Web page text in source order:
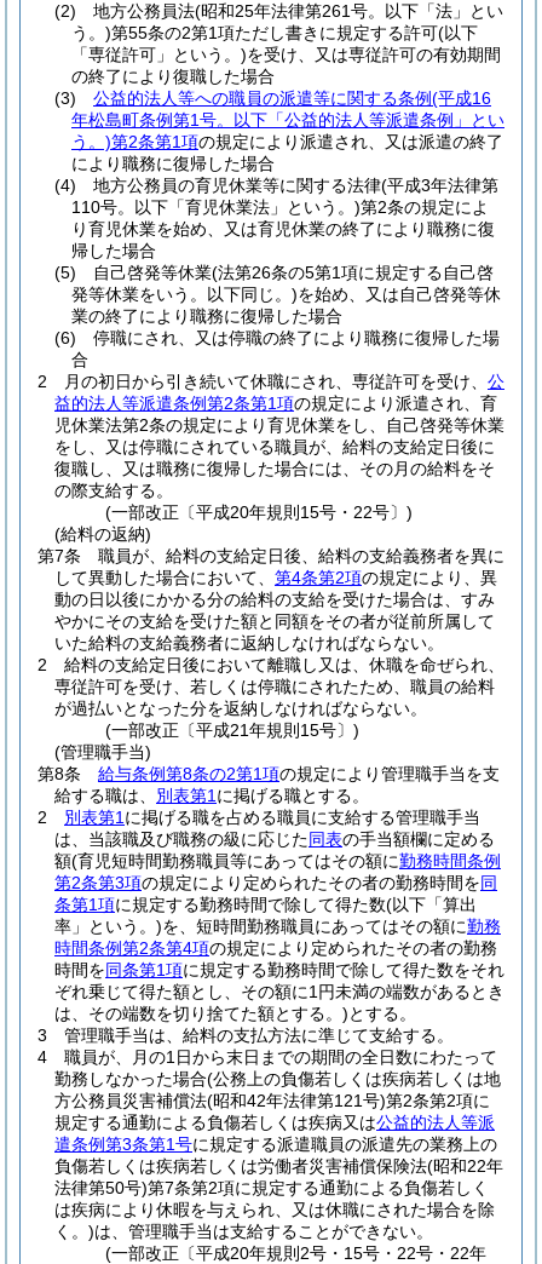
(2)
地方公務員法(昭和25年法律第261号。以下「法」とい
う。)第55条の2第1項ただし書きに規定する許可(以下
「専従許可」という。)を受け、又は専従許可の有効期間
の終了により復職した場合
(3)
公益的法人等への職員の派遣等に関する条例(平成16
年松島町条例第1号。以下「公益的法人等派遣条例」とい
う。)第2条第1項の規定により派遣され、又は派遣の終了
により職務に復帰した場合
(4)
地方公務員の育児休業等に関する法律(平成3年法律第
110号。以下「育児休業法」という。)第2条の規定によ
り育児休業を始め、又は育児休業の終了により職務に復
帰した場合
(5)
自己啓発等休業(法第26条の5第1項に規定する自己啓
発等休業をいう。以下同じ。)を始め、又は自己啓発等休
業の終了により職務に復帰した場合
(6)
停職にされ、又は停職の終了により職務に復帰した場
合
2
月の初日から引き続いて休職にされ、専従許可を受け、 公
益的法人等派遣条例第2条第1項の規定により派遣され、育
児休業法第2条の規定により育児休業をし、自己啓発等休業
をし、又は停職にされている職員が、給料の支給定日後に
復職し、又は職務に復帰した場合には、その月の給料をそ
の際支給する。
(一部改正〔平成20年規則15号・22号〕)
(給料の返納)
第7条
職員が、給料の支給定日後、給料の支給義務者を異に
して異動した場合において、 第4条第2項の規定により、異
動の日以後にかかる分の給料の支給を受けた場合は、すみ
やかにその支給を受けた額と同額をその者が従前所属して
いた給料の支給義務者に返納しなければならない。
2
給料の支給定日後において離職し又は、休職を命ぜられ、
専従許可を受け、若しくは停職にされたため、職員の給料
が過払いとなった分を返納しなければならない。
(一部改正〔平成21年規則15号〕)
(管理職手当)
第8条
給与条例第8条の2第1項の規定により管理職手当を支
給する職は、 別表第1 に掲げる職とする。
2
別表第1 に掲げる職を占める職員に支給する管理職手当
は、当該職及び職務の級に応じた同表の手当額欄に定める
額(育児短時間勤務職員等にあってはその額に勤務時間条例
第2条第3項の規定により定められたその者の勤務時間を同
条第1項に規定する勤務時間で除して得た数(以下「算出
率」という。)を、短時間勤務職員にあってはその額に勤務
時間条例第2条第4項の規定により定められたその者の勤務
時間を同条第1項に規定する勤務時間で除して得た数をそれ
ぞれ乗じて得た額とし、その額に1円未満の端数があるとき
は、その端数を切り捨てた額とする。)とする。
3
管理職手当は、給料の支払方法に準じて支給する。
4
職員が、月の1日から末日までの期間の全日数にわたって
勤務しなかった場合(公務上の負傷若しくは疾病若しくは地
方公務員災害補償法(昭和42年法律第121号)第2条第2項に
規定する通勤による負傷若しくは疾病又は公益的法人等派
遣条例第3条第1号に規定する派遣職員の派遣先の業務上の
負傷若しくは疾病若しくは労働者災害補償保険法(昭和22年
法律第50号)第7条第2項に規定する通勤による負傷若しく
は疾病により休暇を与えられ、又は休職にされた場合を除
く。)は、管理職手当は支給することができない。
(一部改正〔平成20年規則2号・15号・22号・22年